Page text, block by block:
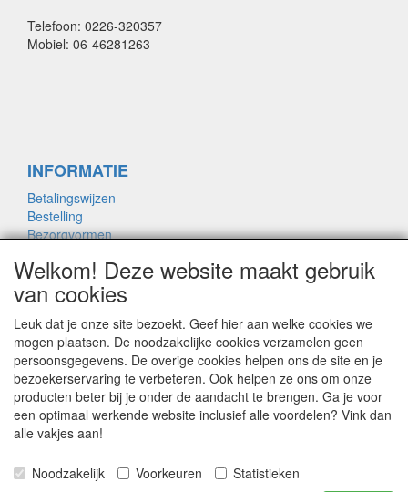
Telefoon: 0226-320357
Mobiel: 06-46281263
INFORMATIE
Betalingswijzen
Bestelling
Bezorgvormen
Framemaat
OVER ONS
Contact
Garantie
Privacyverklaring
Voorwaarden
Bikeshopnicodegroot.nl: Wijzigingen in prijs of
Welkom! Deze website maakt gebruik
van cookies
Leuk dat je onze site bezoekt. Geef hier aan welke cookies we
mogen plaatsen. De noodzakelijke cookies verzamelen geen
persoonsgegevens. De overige cookies helpen ons de site en je
bezoekerservaring te verbeteren. Ook helpen ze ons om onze
producten beter bij je onder de aandacht te brengen. Ga je voor
een optimaal werkende website inclusief alle voordelen? Vink dan
alle vakjes aan!
Noodzakelijk Voorkeuren
Statistieken